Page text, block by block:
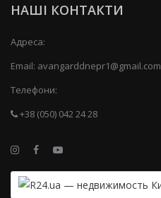
НАШІ КОНТАКТИ
Адреса:
Email: avangarddnepr1@gmail.com
Телефони:
+38 (050) 042 24 28